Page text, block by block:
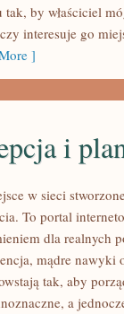
by właściciel
interesuje go
]
i
w sieci
To portal
dla realnych
mądre nawyki
tak, aby
a